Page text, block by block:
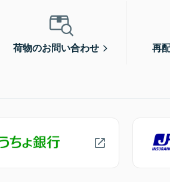
荷物のお問い合わせ 再